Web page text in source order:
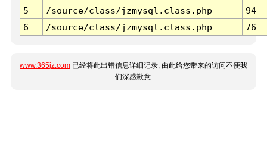
5
/source/class/jzmysql.class.php
94
6
/source/class/jzmysql.class.php 76
www.365jz.com 已经将此出错信息详细记录, 由此给您带来的访问不便我
们深感歉意.